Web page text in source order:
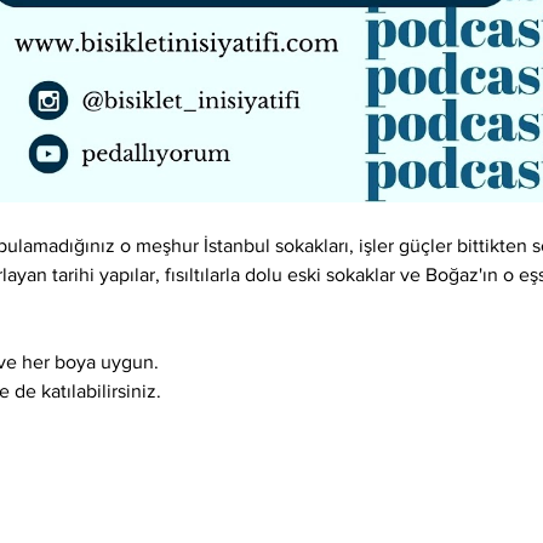
o meşhur İstanbul sokakları, işler güçler
tarihi yapılar, fısıltılarla dolu eski sokaklar ve Boğaz'ın o
her boya uygun.
de katılabilirsiniz.